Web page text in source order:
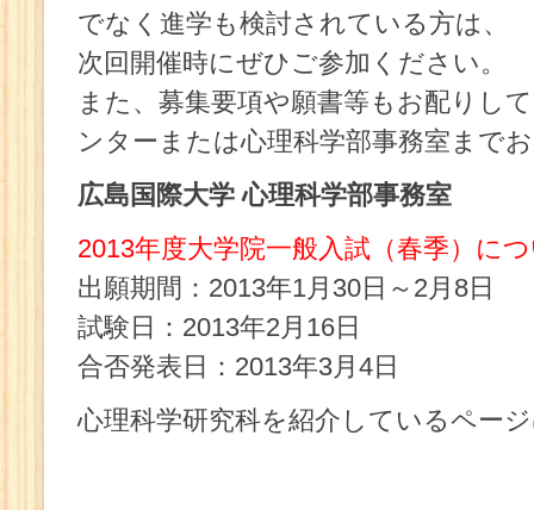
でなく進学も検討されている方は、
次回開催時にぜひご参加ください。
また、募集要項や願書等もお配りし
ンターまたは心理科学部事務室まで
広島国際大学 心理科学部事務室
2013年度大学院一般入試（春季）に
出願期間：2013年1月30日～2月8日
試験日：2013年2月16日
合否発表日：2013年3月4日
心理科学研究科を紹介しているペー